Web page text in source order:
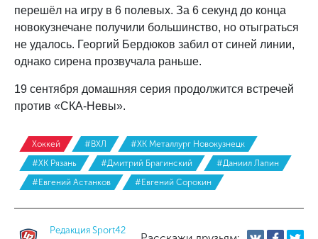
перешёл на игру в 6 полевых. За 6 секунд до конца
новокузнечане получили большинство, но отыграться
не удалось. Георгий Бердюков забил от синей линии,
однако сирена прозвучала раньше.
19 сентября домашняя серия продолжится встречей
против «СКА-Невы».
Хоккей #ВХЛ
#ХК Металлург Новокузнецк
#ХК Рязань
#Дмитрий Брагинский
#Даниил Лапин
#Евгений Астанков
#Евгений Сорокин
Редакция Sport42